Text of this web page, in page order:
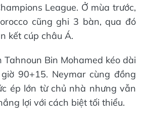
League. Ở mùa trước,
cũng ghi 3 bàn, qua đó
kết cúp châu Á.
Bin Mohamed kéo dài
90+15. Neymar cùng đồng
ép lớn từ chủ nhà nhưng vẫn
lợi với cách biệt tối thiểu.